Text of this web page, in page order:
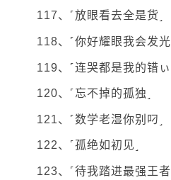
117、˹放眼看去全是货˼
118、˹你好耀眼我会发光˼
119、˹连哭都是我的错ぃ˼
120、˹忘不掉的孤独˼
121、˹数学老湿你别叼˼
122、˹孤绝如初见˼
123、˹待我踏进最强王者˼